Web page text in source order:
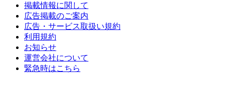
掲載情報に関して
広告掲載のご案内
広告・サービス取扱い規約
利用規約
お知らせ
運営会社について
緊急時はこちら